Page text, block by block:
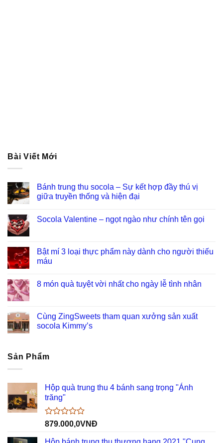
Bài Viết Mới
Bánh trung thu socola – Sự kết hợp đầy thú vị
giữa truyền thống và hiện đại
Socola Valentine – ngọt ngào như chính tên gọi
Bật mí 3 loại thực phẩm này dành cho người thiếu
máu
8 món quà tuyệt vời nhất cho ngày lễ tình nhân
Cùng ZingSweets tham quan xưởng sản xuất
socola Kimmy’s
Sản Phẩm
Hộp quà trung thu 4 bánh sang trọng "Ánh
trăng"
Được
hạng
879.000,0VNĐ